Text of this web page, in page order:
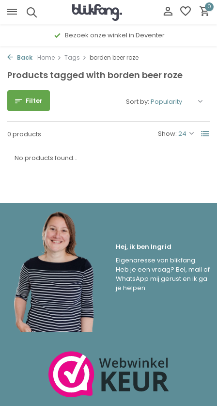
0
Bezoek onze winkel in Deventer
Back Home Tags borden beer roze
Products tagged with borden beer roze
Filter
0 products Show:
Sort by:
No products found...
Hej, ik ben Ingrid
Eigenaresse van blikfang.
Heb je een vraag? Bel, mail of
WhatsApp mij gerust en ik ga
je helpen.